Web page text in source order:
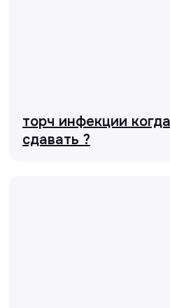
торч инфекции
сдавать ?